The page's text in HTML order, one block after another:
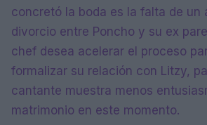
concretó la boda es la falta de un
divorcio entre Poncho y su ex
chef desea acelerar el proceso
formalizar su relación con Litzy,
cantante muestra menos
matrimonio en este momento.